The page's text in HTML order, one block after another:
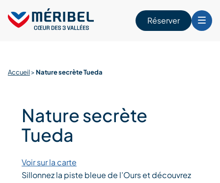
content
Réserver
Accueil > Nature secrète Tueda
Nature secrète
Tueda
Voir sur la carte
Sillonnez la piste bleue de l’Ours et découvrez